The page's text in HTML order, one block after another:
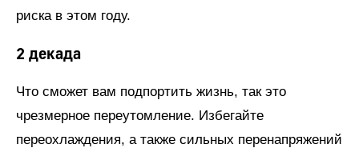
риска в этом году.
2 декада
Что сможет вам подпортить жизнь, так это
чрезмерное переутомление. Избегайте
переохлаждения, а также сильных перенапряжений